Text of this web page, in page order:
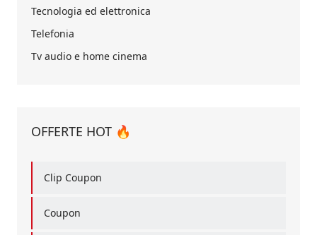
Tecnologia ed elettronica
Telefonia
Tv audio e home cinema
OFFERTE HOT 🔥
Clip Coupon
Coupon